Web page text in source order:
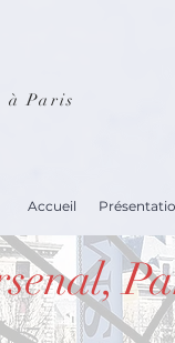
à Paris
Accueil